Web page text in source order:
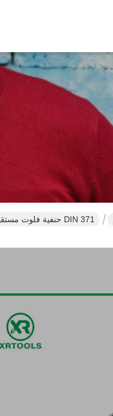
DIN 371 حنفية فلوت مستقيمة متريّة ، 6 - 8 درجات من حنفيات قص الخيوط